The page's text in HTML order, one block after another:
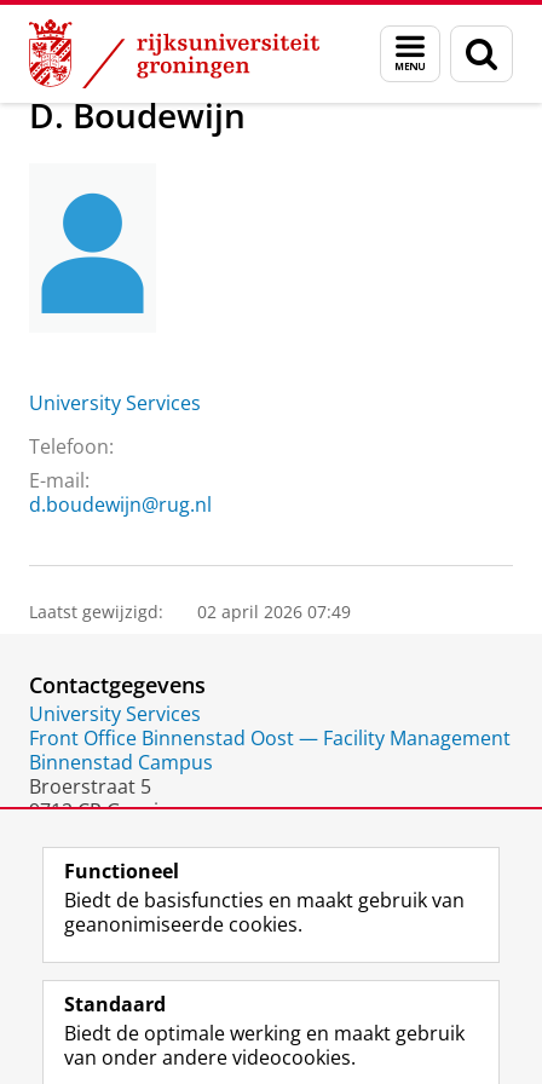
Skip
Content
Skip
Navigation
Menu
en
zoeken
Over ons D. Boudewijn
D. Boudewijn
University Services
Telefoon:
E-mail:
d.boudewijn@rug.nl
Laatst gewijzigd: 02 april 2026 07:49
Contactgegevens
University Services
Front Office Binnenstad Oost — Facility Management
Binnenstad Campus
Broerstraat 5
9712 CP Groningen
Volg de RUG
F
a
e
b
L
i
k
e
R
S
-
f
I
n
t
Y
o
T
Studiekiezers
Functioneel
Biedt de basisfuncties en maakt gebruik van
geanonimiseerde cookies.
Standaard
Biedt de optimale werking en maakt gebruik
van onder andere videocookies.